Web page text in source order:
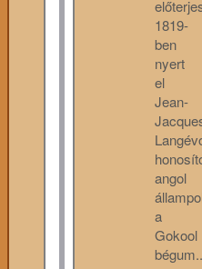
1819-
ben
nyert
el
Jean-
angol
a
Gokool